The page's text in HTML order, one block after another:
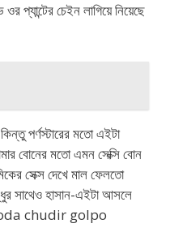
প্যান্টের চেইন লাগিয়ে নিয়েছে
পর্ণস্টারের মতো এইটা
বোনের মতো এমন সেক্সি বোন
সেক্স দেখে মাল ফেলতো
সাথেও হাসান-এইটা আসলে
chudir golpo